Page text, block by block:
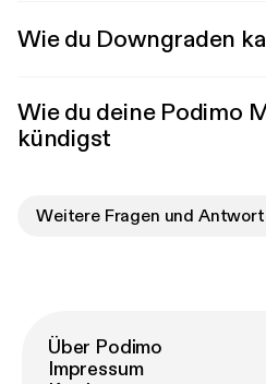
Wie du Downgraden
Wie du deine Podimo
kündigst
Weitere Fragen und
Über Podimo
Impressum